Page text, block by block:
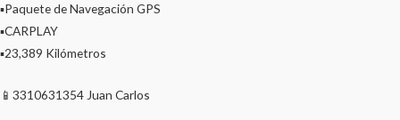
▪️Paquete de Navegación GPS
▪️CARPLAY
▪️23,389 Kilómetros
📱3310631354 Juan Carlos